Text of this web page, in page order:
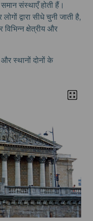
संस्थाएँ होती हैं।
द्वारा सीधे चुनी जाती है,
क्षेत्रीय और
स्थानों दोनों के